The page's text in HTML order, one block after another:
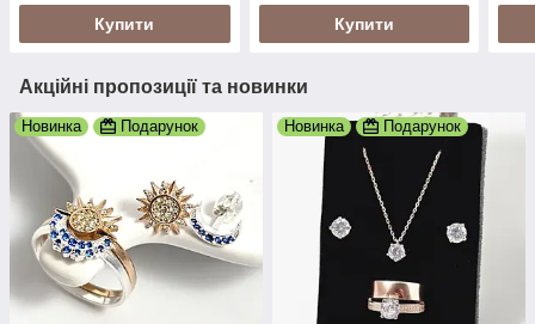
Купити Купити
Акційні пропозиції та новинки
Новинка Подарунок Новинка Подарунок